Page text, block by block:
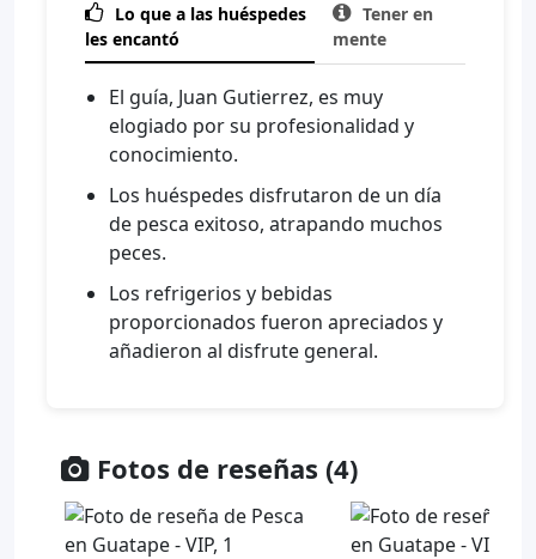

Lo que a las huéspedes
les encantó
 Tener en
mente
El guía, Juan Gutierrez, es muy
elogiado por su profesionalidad y
conocimiento.
Los huéspedes disfrutaron de un día
de pesca exitoso, atrapando muchos
peces.
Los refrigerios y bebidas
proporcionados fueron apreciados y
añadieron al disfrute general.
Fotos de reseñas (4)